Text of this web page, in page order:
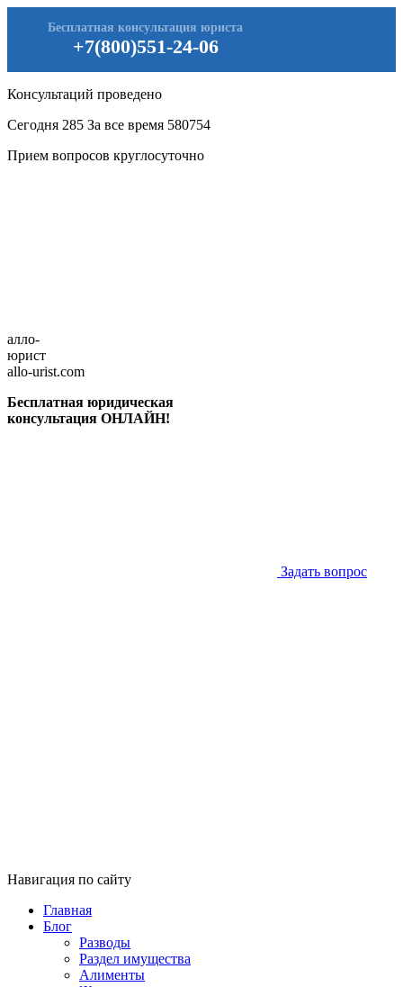
+7(800)551-24-06
Бесплатная консультация юриста
Консультаций проведено
Сегодня 285 За все время 580754
Прием вопросов круглосуточно
алло-
юрист
allo-urist.com
Бесплатная юридическая
консультация ОНЛАЙН!
Задать вопрос
Навигация по сайту
Главная
Блог
Разводы
Раздел имущества
Алименты